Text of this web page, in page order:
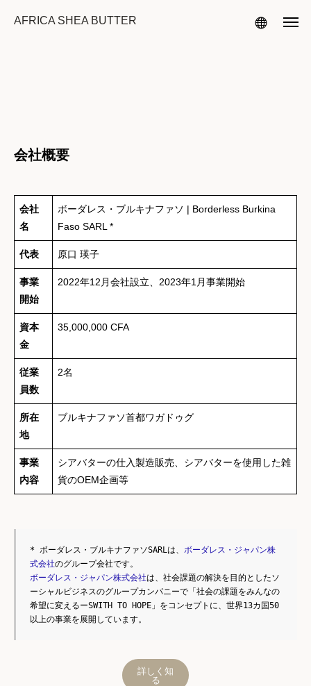
AFRICA SHEA BUTTER
会社概要
会社
名
ボーダレス・ブルキナファソ | Borderless Burkina
Faso SARL *
代表 原口 瑛子
事業
開始
2022年12月会社設立、2023年1月事業開始
資本
金
35,000,000 CFA
従業
員数
2名
所在
地
ブルキナファソ首都ワガドゥグ
事業
内容
シアバターの仕入製造販売、シアバターを使用した雑
貨のOEM企画等
* ボーダレス・ブルキナファソSARLは、 ボーダレス・ジャパン株
式会社のグループ会社です。
ボーダレス・ジャパン株式会社は、社会課題の解決を目的としたソ
ーシャルビジネスのグループカンパニーで「社会の課題をみんなの
希望に変えるーSWITH TO HOPE」をコンセプトに、世界13カ国50
以上の事業を展開しています。
詳しく知
る